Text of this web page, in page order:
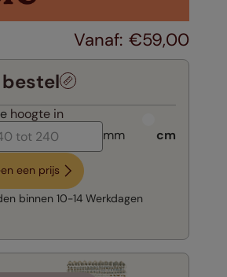
€59,00
bestel
hoogte in
mm
cm
een prijs
binnen 10-14 Werkdagen